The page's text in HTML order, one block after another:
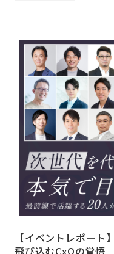
【イベントレポー
飛び込むCxOの覚